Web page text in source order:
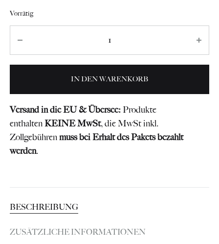
Vorrätig
IN DEN WARENKORB
Versand in die EU & Übersee: Produkte
enthaltenKEINE MwSt, die MwSt inkl.
Zollgebührenmuss bei Erhalt des Pakets bezahlt
werden.
BESCHREIBUNG
ZUSÄTZLICHE INFORMATIONEN